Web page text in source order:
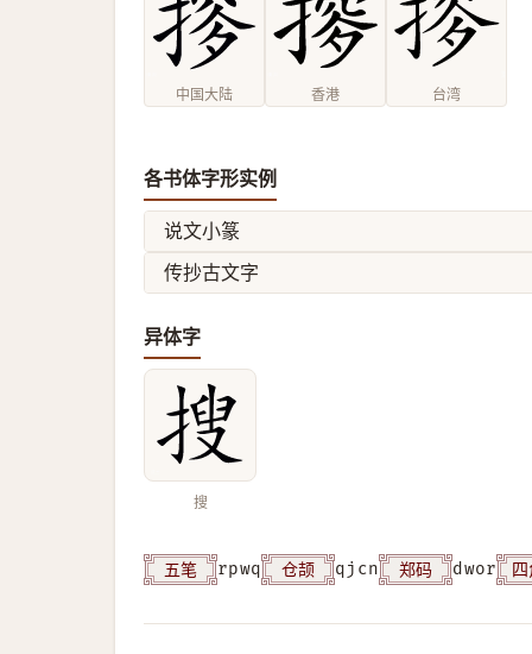
中国大陆 香港 台湾
各书体字形实例
说文小篆
传抄古文字
异体字
搜
五笔 rpwq 仓颉 qjcn 郑码 dwor